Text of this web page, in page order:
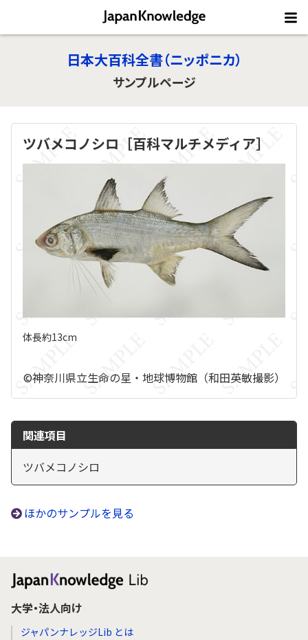
日本大百科全書（ニッポニカ）
サンプルページ
ツバメコノシロ［百科マルチメディア］
体長約13cm
©神奈川県立生命の星・地球博物館（和田英敏撮影）
関連項目
ツバメコノシロ
ほかのサンプルを見る
大学・法人向け
ジャパンナレッジLib とは